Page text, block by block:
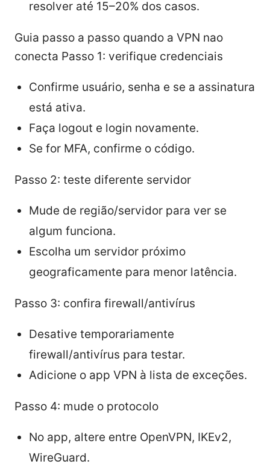
resolver até 15–20% dos casos.
Guia passo a passo quando a VPN nao
conecta Passo 1: verifique credenciais
Confirme usuário, senha e se a assinatura
está ativa.
Faça logout e login novamente.
Se for MFA, confirme o código.
Passo 2: teste diferente servidor
Mude de região/servidor para ver se
algum funciona.
Escolha um servidor próximo
geograficamente para menor latência.
Passo 3: confira firewall/antivírus
Desative temporariamente
firewall/antivírus para testar.
Adicione o app VPN à lista de exceções.
Passo 4: mude o protocolo
No app, altere entre OpenVPN, IKEv2,
WireGuard.